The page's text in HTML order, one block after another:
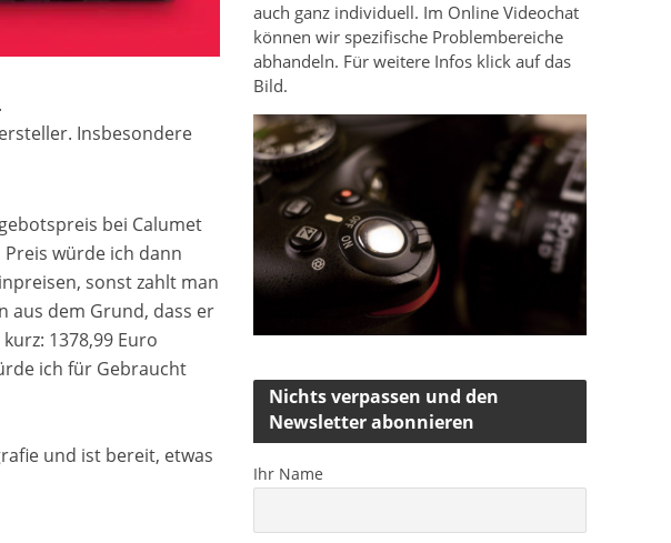
Insbesondere
bei Calumet
Preis würde ich dann
sonst zahlt man
aus dem Grund, dass er
1378,99 Euro
ich für Gebraucht
und ist bereit, etwas
auch ganz individuell. Im Online Videochat
können wir spezifische Problembereiche
abhandeln. Für weitere Infos klick auf das
Bild.
Nichts verpassen und den
Newsletter abonnieren
Ihr Name